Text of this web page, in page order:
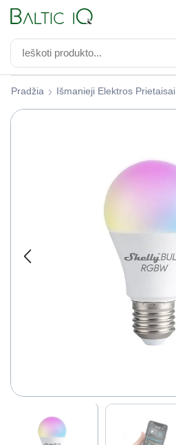
Pradžia Išmanieji Elektros Prietaisai